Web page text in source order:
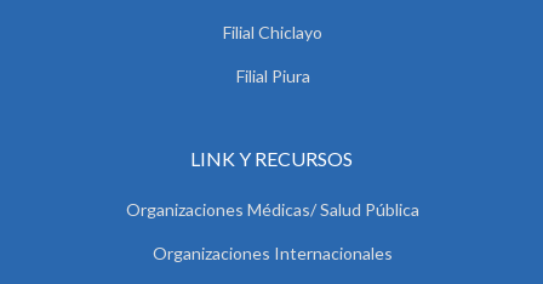
Filial Chiclayo
Filial Piura
LINK Y RECURSOS
Organizaciones Médicas/ Salud Pública
Organizaciones Internacionales